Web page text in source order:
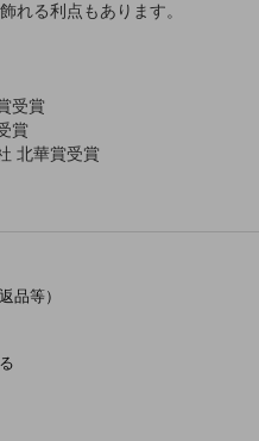
れる利点もあります。
受賞
賞
北華賞受賞
品等）